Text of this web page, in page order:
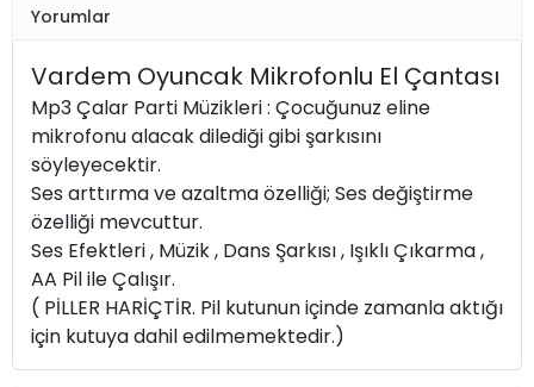
Yorumlar
Vardem Oyuncak Mikrofonlu El Çantası
Mp3 Çalar Parti Müzikleri : Çocuğunuz eline
mikrofonu alacak dilediği gibi şarkısını
söyleyecektir.
Ses arttırma ve azaltma özelliği; Ses değiştirme
özelliği mevcuttur.
Ses Efektleri , Müzik , Dans Şarkısı , Işıklı Çıkarma ,
AA Pil ile Çalışır.
( PİLLER HARİÇTİR. Pil kutunun içinde zamanla aktığı
için kutuya dahil edilmemektedir.)